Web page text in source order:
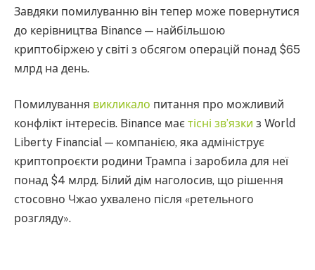
Завдяки помилуванню він тепер може повернутися
до керівництва Binance — найбільшою
криптобіржею у світі з обсягом операцій понад $65
млрд на день.
Помилування викликало питання про можливий
конфлікт інтересів. Binance має тісні зв’язки з World
Liberty Financial — компанією, яка адмініструє
криптопроєкти родини Трампа і заробила для неї
понад $4 млрд. Білий дім наголосив, що рішення
стосовно Чжао ухвалено після «ретельного
розгляду».